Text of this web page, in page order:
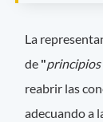
La
de "
reabrir las
adecuando a